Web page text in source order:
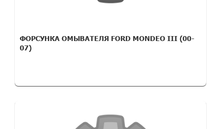
ФОРСУНКА ОМЫВАТЕЛЯ FORD MONDEO III (00-
07)